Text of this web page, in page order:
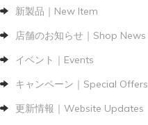
新製品｜New Item
店舗のお知らせ｜Shop News
イベント｜Events
キャンペーン｜Special Offers
更新情報｜Website Updates